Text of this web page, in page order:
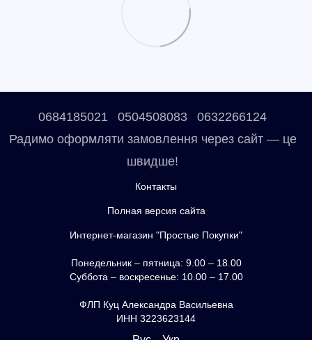
0684185021 0504508083
0632266124
Радимо оформляти замовлення через сайт — це
швидше!
Контакты
Полная версия сайта
Интернет-магазин "Простые Покупки"
Понедельник – пятница: 9.00 – 18.00
Суббота – воскресенье: 10.00 – 17.00
ФЛП Куц Александра Васильевна
ИНН 3223623144